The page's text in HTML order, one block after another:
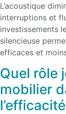
L’acoustique
interruptions et
investissements
silencieuse
efficaces et
Quel rôle
mobilier